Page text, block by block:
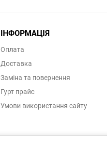
ІНФОРМАЦІЯ
Оплата
Доставка
Заміна та повернення
Гурт прайс
Умови використання сайту